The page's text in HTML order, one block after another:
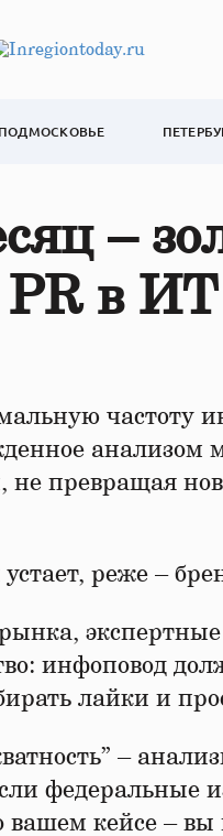
ПОДМОСКОВЬЕ
–
в ИТ
частоту
анализом
превращая
реже –
инфоповод
лайки и
–
федеральные
вашем кейсе –